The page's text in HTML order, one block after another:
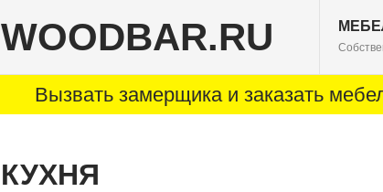
WOODBAR.RU
Вызвать замерщика и заказать
КУХНЯ